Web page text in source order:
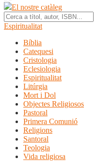
El nostre catàleg
Espiritualitat
Bíblia
Catequesi
Cristologia
Eclesiologia
Espiritualitat
Litúrgia
Mort i Dol
Objectes Religiosos
Pastoral
Primera Comunió
Religions
Santoral
Teologia
Vida religiosa